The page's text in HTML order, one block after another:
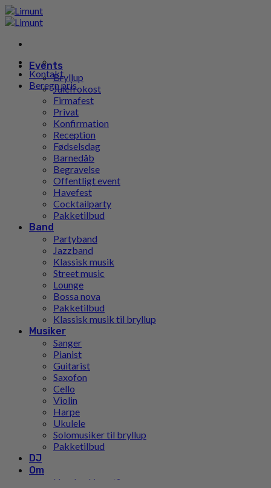
Gå
til
Events
Bryllup
Julefrokost
Firmafest
Privat
Konfirmation
Reception
Fødselsdag
Barnedåb
Begravelse
Offentligt event
Havefest
Cocktailparty
Pakketilbud
Band
Partyband
Jazzband
Klassisk musik
Street music
Lounge
Bossa nova
Pakketilbud
Klassisk musik til bryllup
Musiker
Sanger
Pianist
Guitarist
Saxofon
Cello
Violin
Harpe
Ukulele
Solomusiker til bryllup
Pakketilbud
DJ
Om
Hvad er Limunt?
Kontakt
Beregn pris